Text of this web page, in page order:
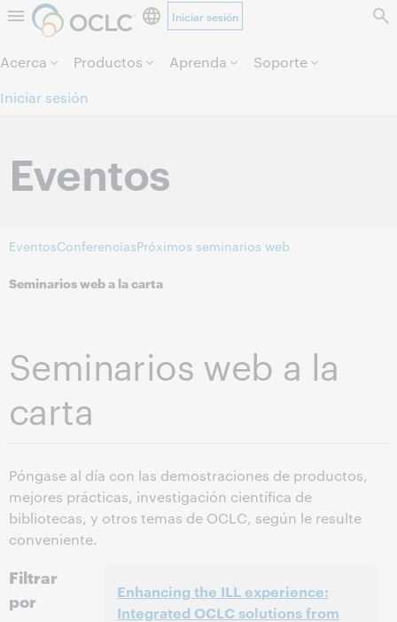
Saltar al contenido.
Iniciar sesión
Acerca Productos Aprenda
Soporte
Iniciar sesión
Eventos
EventosConferenciasPróximos seminarios web
Seminarios web a la carta
Seminarios web a la
carta
Póngase al día con las demostraciones de productos,
mejores prácticas, investigación científica de
bibliotecas, y otros temas de OCLC, según le resulte
conveniente.
Filtrar
por
Enhancing the ILL experience:
Integrated OCLC solutions from